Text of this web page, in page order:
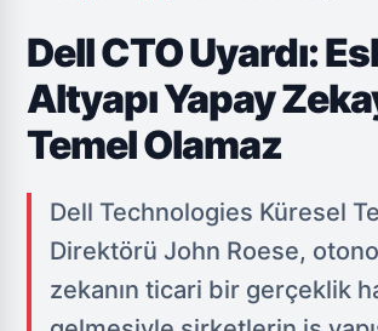
Dell CTO Uyardı:
Altyapı Yapay
Temel Olamaz
Dell Technologies Küresel
Direktörü John Roese,
zekanın ticari bir gerçeklik